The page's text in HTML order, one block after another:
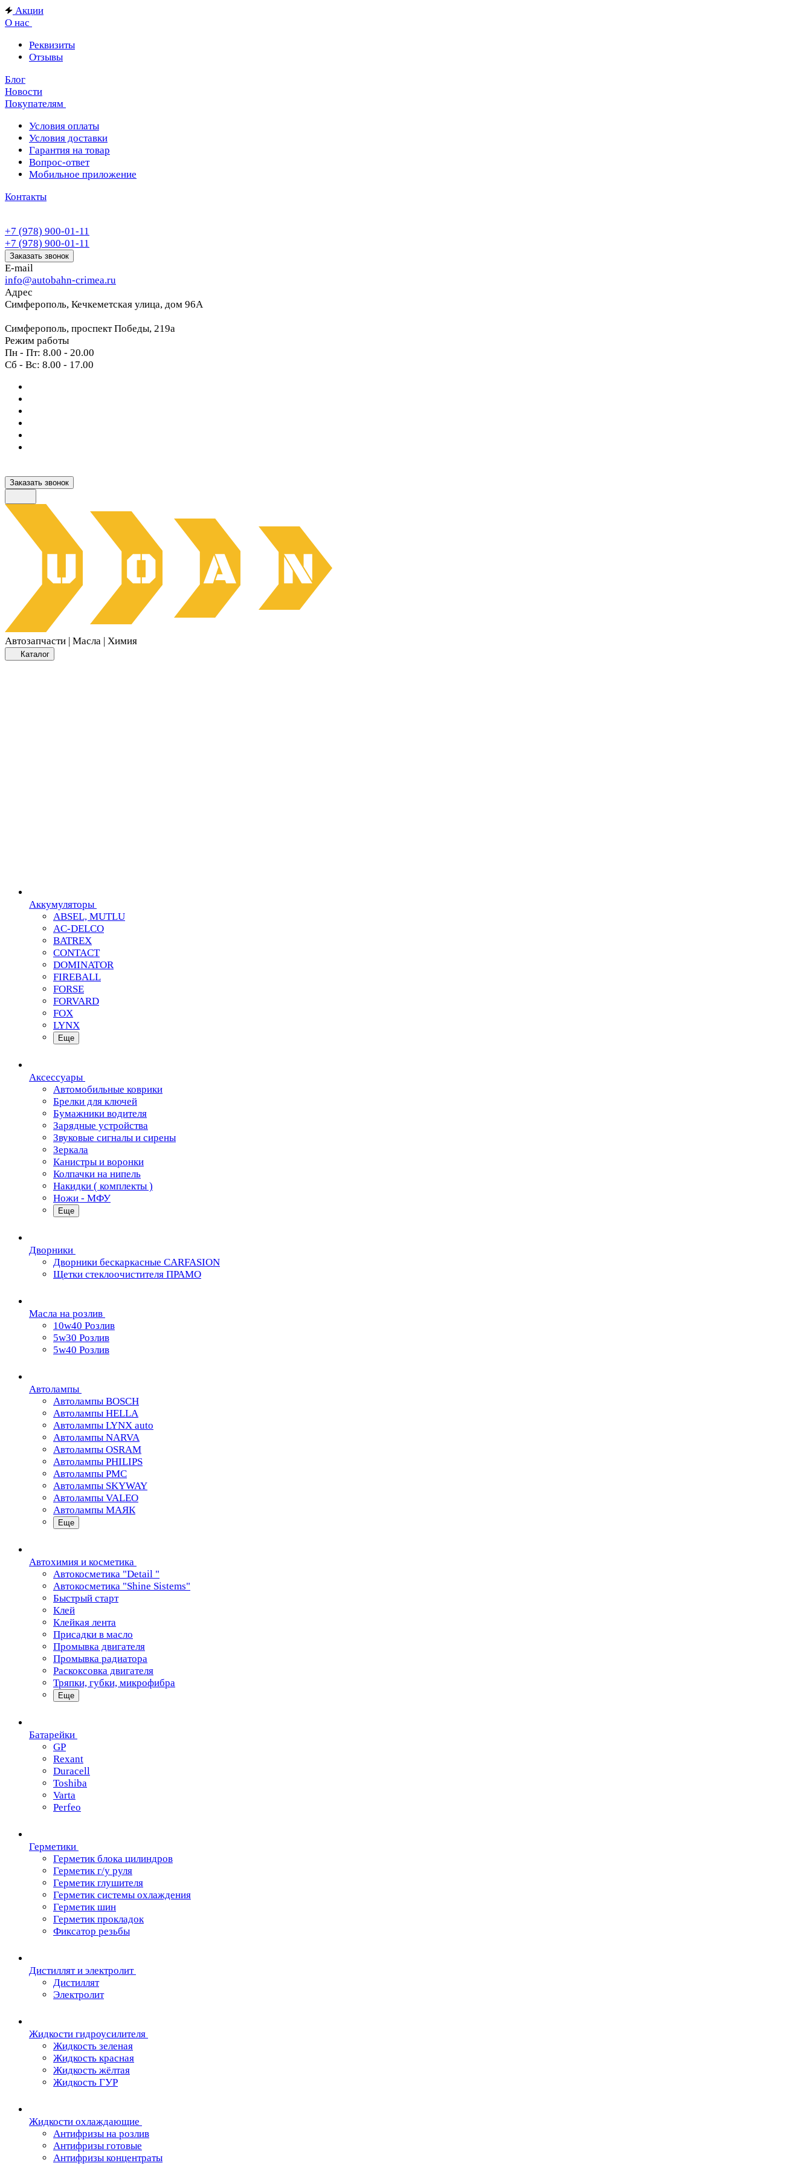
Акции
О нас
Реквизиты
Отзывы
Блог
Новости
Покупателям
Условия оплаты
Условия доставки
Гарантия на товар
Вопрос-ответ
Мобильное приложение
Контакты
+7 (978) 900-01-11
+7 (978) 900-01-11
Заказать звонок
E-mail
info@autobahn-crimea.ru
Адрес
Симферополь, Кечкеметская улица, дом 96А
Симферополь, проспект Победы, 219а
Режим работы
Пн - Пт: 8.00 - 20.00
Сб - Вс: 8.00 - 17.00
Заказать звонок
Автозапчасти | Масла | Химия
Каталог
Аккумуляторы
ABSEL, MUTLU
AC-DELCO
BATREX
CONTACT
DOMINATOR
FIREBALL
FORSE
FORVARD
FOX
LYNX
Еще
Аксессуары
Автомобильные коврики
Брелки для ключей
Бумажники водителя
Зарядные устройства
Звуковые сигналы и сирены
Зеркала
Канистры и воронки
Колпачки на нипель
Накидки ( комплекты )
Ножи - МФУ
Еще
Дворники
Дворники бескаркасные CARFASION
Щетки стеклоочистителя ПРАМО
Масла на розлив
10w40 Розлив
5w30 Розлив
5w40 Розлив
Автолампы
Автолампы BOSCH
Автолампы HELLA
Автолампы LYNX auto
Автолампы NARVA
Автолампы OSRAM
Автолампы PHILIPS
Автолампы PMC
Автолампы SKYWAY
Автолампы VALEO
Автолампы МАЯК
Еще
Автохимия и косметика
Автокосметика "Detail "
Автокосметика "Shine Sistems"
Быстрый старт
Клей
Клейкая лента
Присадки в масло
Промывка двигателя
Промывка радиатора
Раскоксовка двигателя
Тряпки, губки, микрофибра
Еще
Батарейки
GP
Rexant
Duracell
Toshiba
Varta
Perfeo
Герметики
Герметик блока цилиндров
Герметик г/у руля
Герметик глушителя
Герметик системы охлаждения
Герметик шин
Герметик прокладок
Фиксатор резьбы
Дистиллят и электролит
Дистиллят
Электролит
Жидкости гидроусилителя
Жидкость зеленая
Жидкость красная
Жидкость жёлтая
Жидкость ГУР
Жидкости охлаждающие
Антифризы на розлив
Антифризы готовые
Антифризы концентраты